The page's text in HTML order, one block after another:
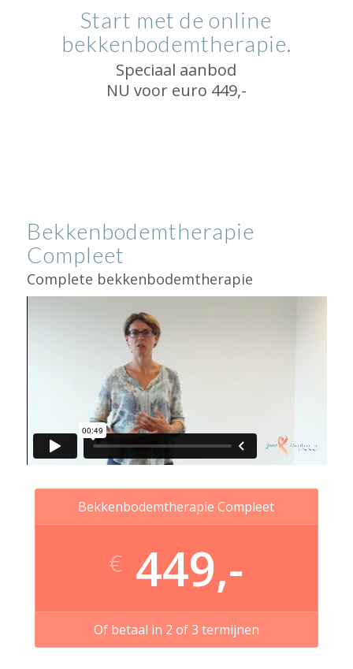
Start met de online
bekkenbodemtherapie.
Speciaal aanbod
NU voor euro 449,-
Bekkenbodemtherapie
Compleet
Complete bekkenbodemtherapie
Bekkenbodemtherapie Compleet
€ 449,-
Of betaal in 2 of 3 termijnen